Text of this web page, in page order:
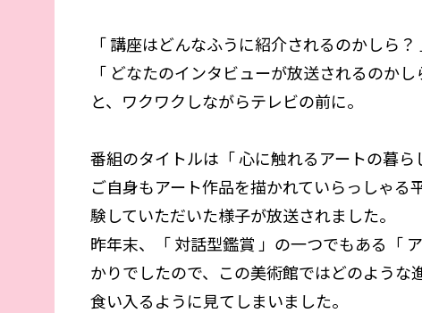
「 講座はどんなふうに紹介されるのかしら？
「 どなたのインタビューが放送されるのかし
と、ワクワクしながらテレビの前に。
番組のタイトルは「 心に触れるアートの暮ら
ご自身もアート作品を描かれていらっしゃ
験していただいた様子が放送されました。
昨年末、「 対話型鑑賞 」の一つでもある「
かりでしたので、この美術館ではどのような
食い入るように見てしまいました。